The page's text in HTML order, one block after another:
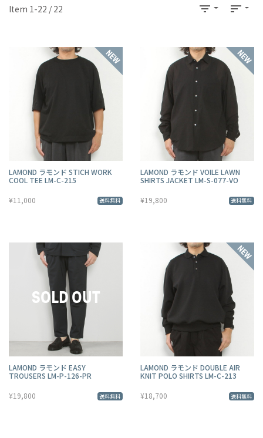
Item 1-22 / 22 filter_list sort
LAMOND ラモンド STICH WORK
COOL TEE LM-C-215
¥11,000 送料無料
LAMOND ラモンド VOILE LAWN
SHIRTS JACKET LM-S-077-VO
¥19,800 送料無料
LAMOND ラモンド EASY
TROUSERS LM-P-126-PR
¥19,800 送料無料
LAMOND ラモンド DOUBLE AIR
KNIT POLO SHIRTS LM-C-213
¥18,700 送料無料